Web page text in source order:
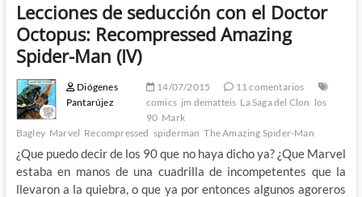
Lecciones de seducción con el Doctor
Octopus: Recompressed Amazing
Spider-Man (IV)
Diógenes
Pantarújez
14/07/2015
11 comentarios
comics jm dematteis La Saga del Clon los
90 Mark
Bagley Marvel Recompressed spiderman The Amazing Spider-Man
¿Que puedo decir de los 90 que no haya dicho ya? ¿Que Marvel
estaba en manos de una cuadrilla de incompetentes que la
llevaron a la quiebra, o que ya por entonces algunos agoreros